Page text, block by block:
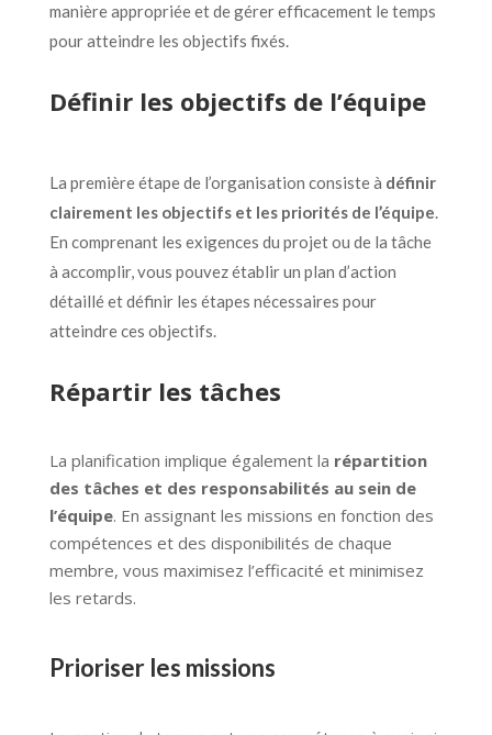
manière appropriée et de gérer efficacement le temps
pour atteindre les objectifs fixés.
Définir les objectifs de l’équipe
La première étape de l’organisation consiste à définir
clairement les objectifs et les priorités de l’équipe.
En comprenant les exigences du projet ou de la tâche
à accomplir, vous pouvez établir un plan d’action
détaillé et définir les étapes nécessaires pour
atteindre ces objectifs.
Répartir les tâches
La planification implique également la répartition
des tâches et des responsabilités au sein de
l’équipe. En assignant les missions en fonction des
compétences et des disponibilités de chaque
membre, vous maximisez l’efficacité et minimisez
les retards.
Prioriser les missions